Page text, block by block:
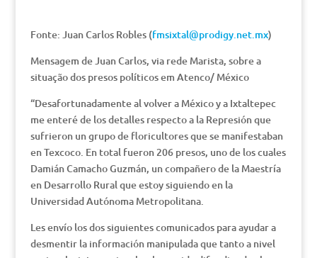
Fonte: Juan Carlos Robles (fmsixtal@prodigy.net.mx)
Mensagem de Juan Carlos, via rede Marista, sobre a
situação dos presos políticos em Atenco/ México
“Desafortunadamente al volver a México y a Ixtaltepec
me enteré de los detalles respecto a la Represión que
sufrieron un grupo de floricultores que se manifestaban
en Texcoco. En total fueron 206 presos, uno de los cuales
Damián Camacho Guzmán, un compañero de la Maestría
en Desarrollo Rural que estoy siguiendo en la
Universidad Autónoma Metropolitana.
Les envío los dos siguientes comunicados para ayudar a
desmentir la información manipulada que tanto a nivel